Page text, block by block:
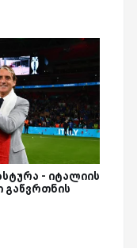
- იტალიის
გაწვრთნის